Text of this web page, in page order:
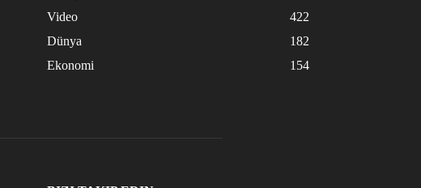
Video
422
Dünya
182
Ekonomi
154